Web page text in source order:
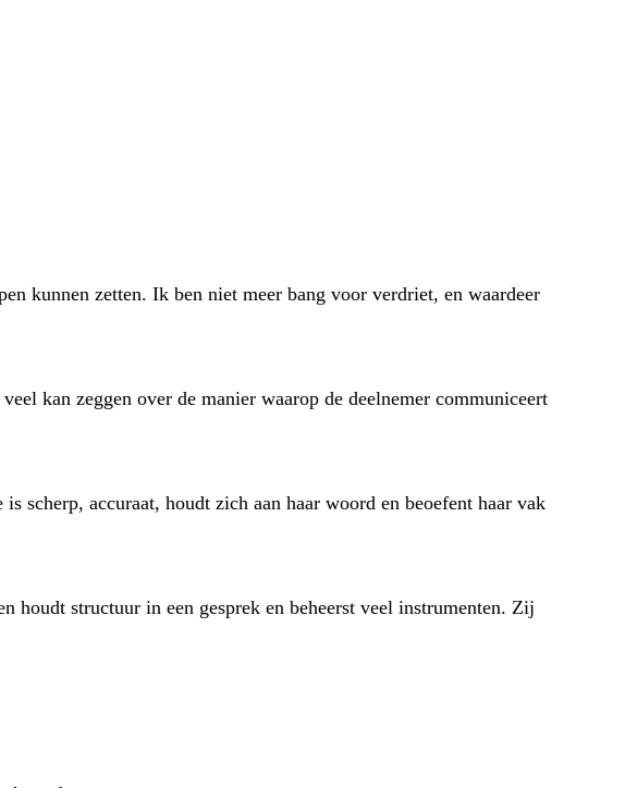
kunnen zetten. Ik ben niet meer bang voor verdriet, en waardeer
kan zeggen over de manier waarop de deelnemer communiceert
scherp, accuraat, houdt zich aan haar woord en beoefent haar vak
structuur in een gesprek en beheerst veel instrumenten. Zij